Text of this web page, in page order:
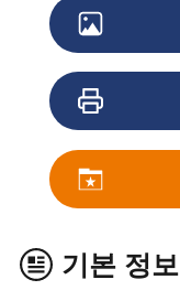
기본 정보